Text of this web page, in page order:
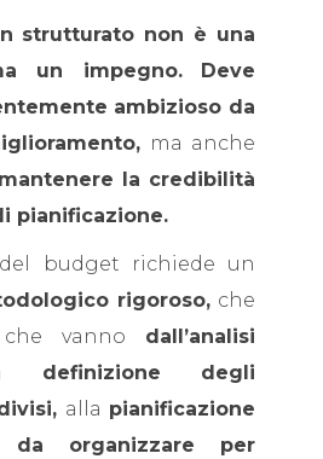
strutturato non è una
un impegno.
Deve
ambizioso da
ma anche
la credibilità
pianificazione.
budget richiede un
rigoroso, che
che vanno dall’analisi
definizione degli
alla pianificazione
organizzare per